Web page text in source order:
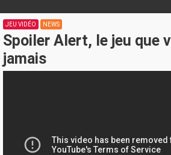
JEU VIDÉO NEWS
Spoiler Alert, le jeu que
jamais